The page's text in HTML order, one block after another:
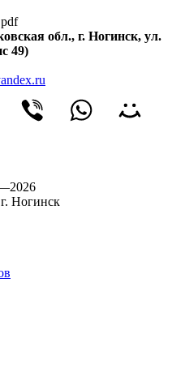
обл., г. Ногинск, ул.
49)
Ногинск